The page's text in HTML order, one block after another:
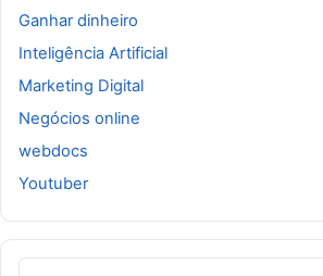
Ganhar dinheiro
Inteligência Artificial
Marketing Digital
Negócios online
webdocs
Youtuber